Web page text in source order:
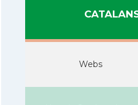
Webs